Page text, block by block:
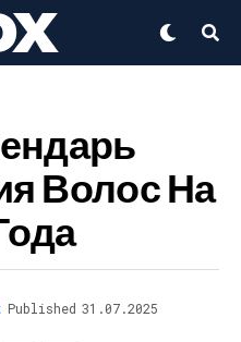
Волос На
Published 31.07.2025